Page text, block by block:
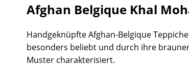
Afghan Belgique Khal
Handgeknüpfte Afghan-Belgique
besonders beliebt und durch ihre
Muster charakterisiert.